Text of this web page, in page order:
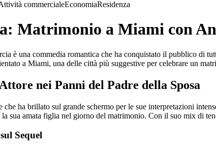
commercialeEconomiaResidenza
Matrimonio a Miami con
è una commedia romantica che ha conquistato il pubblico di
a Miami, una delle città più suggestive per celebrare un
nei Panni del Padre della Sposa
ha brillato sul grande schermo per le sue interpretazioni
sua amata figlia nel giorno del matrimonio. Con il suo mix di
Sequel